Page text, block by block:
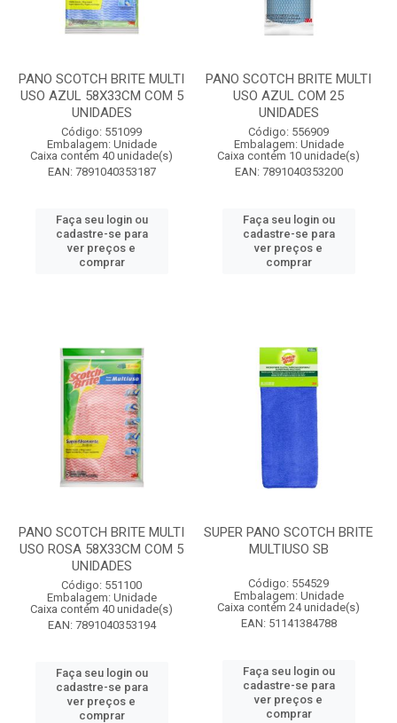
PANO SCOTCH BRITE MULTI
USO AZUL 58X33CM COM 5
UNIDADES
Código: 551099
Embalagem: Unidade
Caixa contém 40 unidade(s)
EAN: 7891040353187
Faça seu login ou
cadastre-se para
ver preços e
comprar
PANO SCOTCH BRITE MULTI
USO AZUL COM 25
UNIDADES
Código: 556909
Embalagem: Unidade
Caixa contém 10 unidade(s)
EAN: 7891040353200
Faça seu login ou
cadastre-se para
ver preços e
comprar
PANO SCOTCH BRITE MULTI
USO ROSA 58X33CM COM 5
UNIDADES
Código: 551100
Embalagem: Unidade
Caixa contém 40 unidade(s)
EAN: 7891040353194
Faça seu login ou
cadastre-se para
ver preços e
comprar
SUPER PANO SCOTCH BRITE
MULTIUSO SB
Código: 554529
Embalagem: Unidade
Caixa contém 24 unidade(s)
EAN: 51141384788
Faça seu login ou
cadastre-se para
ver preços e
comprar